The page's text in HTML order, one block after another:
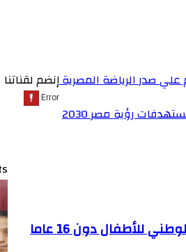
صدر الرياضة المصرية
رؤية مصر 2030
إنضم لقناتنا
للأطفال دون 16 عاما